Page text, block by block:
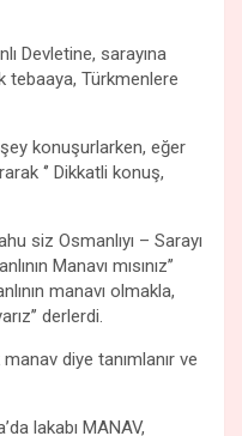
Devletine, sarayına
tebaaya, Türkmenlere
konuşurlarken, eğer
‘’ Dikkatli konuş,
siz Osmanlıyı – Sarayı
Manavı mısınız’’
manavı olmakla,
derlerdi.
diye tanımlanır ve
lakabı MANAV,